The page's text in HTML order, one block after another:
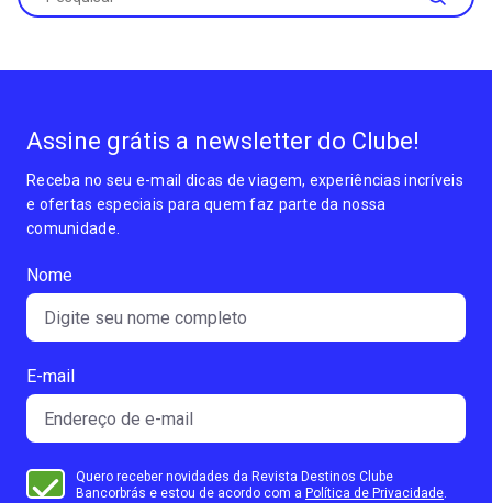
Assine grátis a newsletter do Clube!
Receba no seu e-mail dicas de viagem, experiências incríveis
e ofertas especiais para quem faz parte da nossa
comunidade.
Nome
E-mail
Quero receber novidades da Revista Destinos Clube
Bancorbrás e estou de acordo com a Política de Privacidade.